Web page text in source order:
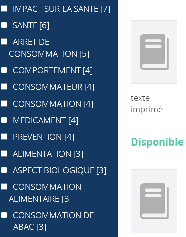
texte
imprimé
Disponible
IMPACT SUR LA SANTE
IMPACT SUR LA SANTE [7]
SANTESANTE [6]
ARRET DE CONSOMMATION
ARRET DE
CONSOMMATION [5]
COMPORTEMENT
COMPORTEMENT [4]
CONSOMMATEUR
CONSOMMATEUR [4]
CONSOMMATION
CONSOMMATION [4]
MEDICAMENT
MEDICAMENT [4]
PREVENTION
PREVENTION [4]
ALIMENTATION
ALIMENTATION [3]
ASPECT BIOLOGIQUE
ASPECT BIOLOGIQUE [3]
CONSOMMATION ALIMENTAIRE
CONSOMMATION
ALIMENTAIRE [3]
CONSOMMATION DE TABAC
CONSOMMATION DE
TABAC [3]